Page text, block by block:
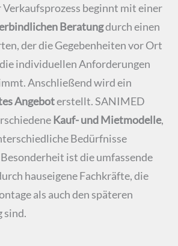
beginnt mit einer
Beratungdurch einen
der die Gegebenheiten vor Ort
individuellen Anforderungen
Anschließend wird ein
Angeboterstellt. SANIMED
Kauf- und Mietmodelle,
Bedürfnisse
ist die umfassende
hauseigene Fachkräfte, die
als auch den späteren
sind.